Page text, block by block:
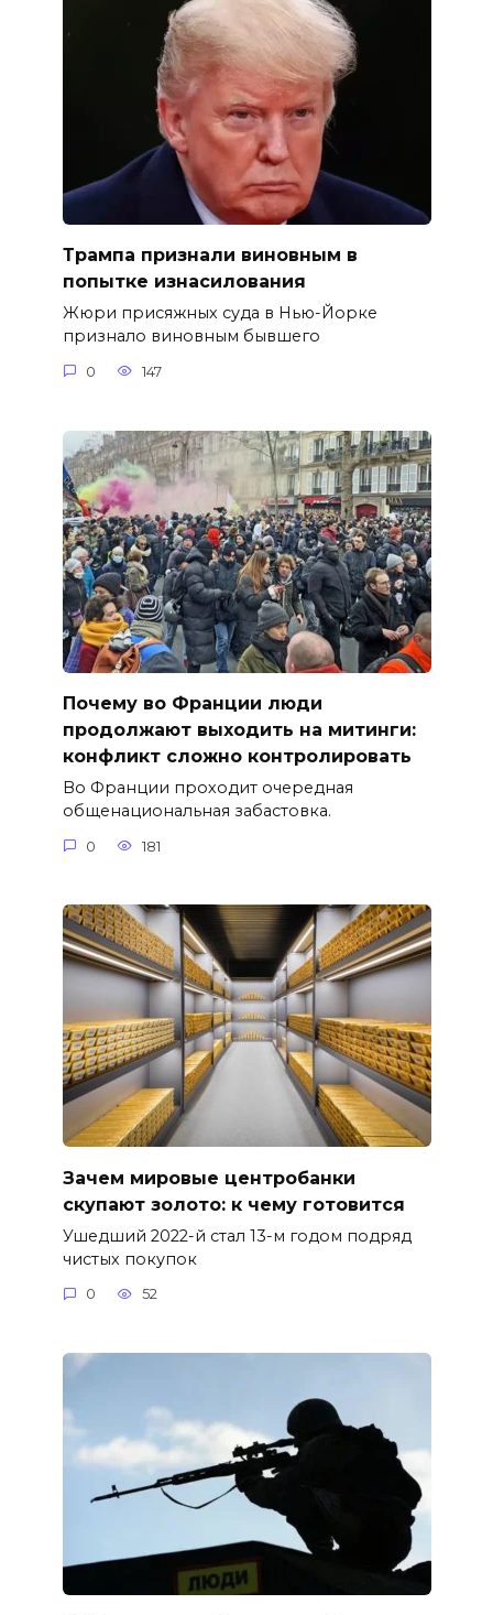
Трампа признали виновным в
попытке изнасилования
Жюри присяжных суда в Нью-Йорке
признало виновным бывшего
0 147
Почему во Франции люди
продолжают выходить на митинги:
конфликт сложно контролировать
Во Франции проходит очередная
общенациональная забастовка.
0 181
Зачем мировые центробанки
скупают золото: к чему готовится
Ушедший 2022-й стал 13-м годом подряд
чистых покупок
0 52